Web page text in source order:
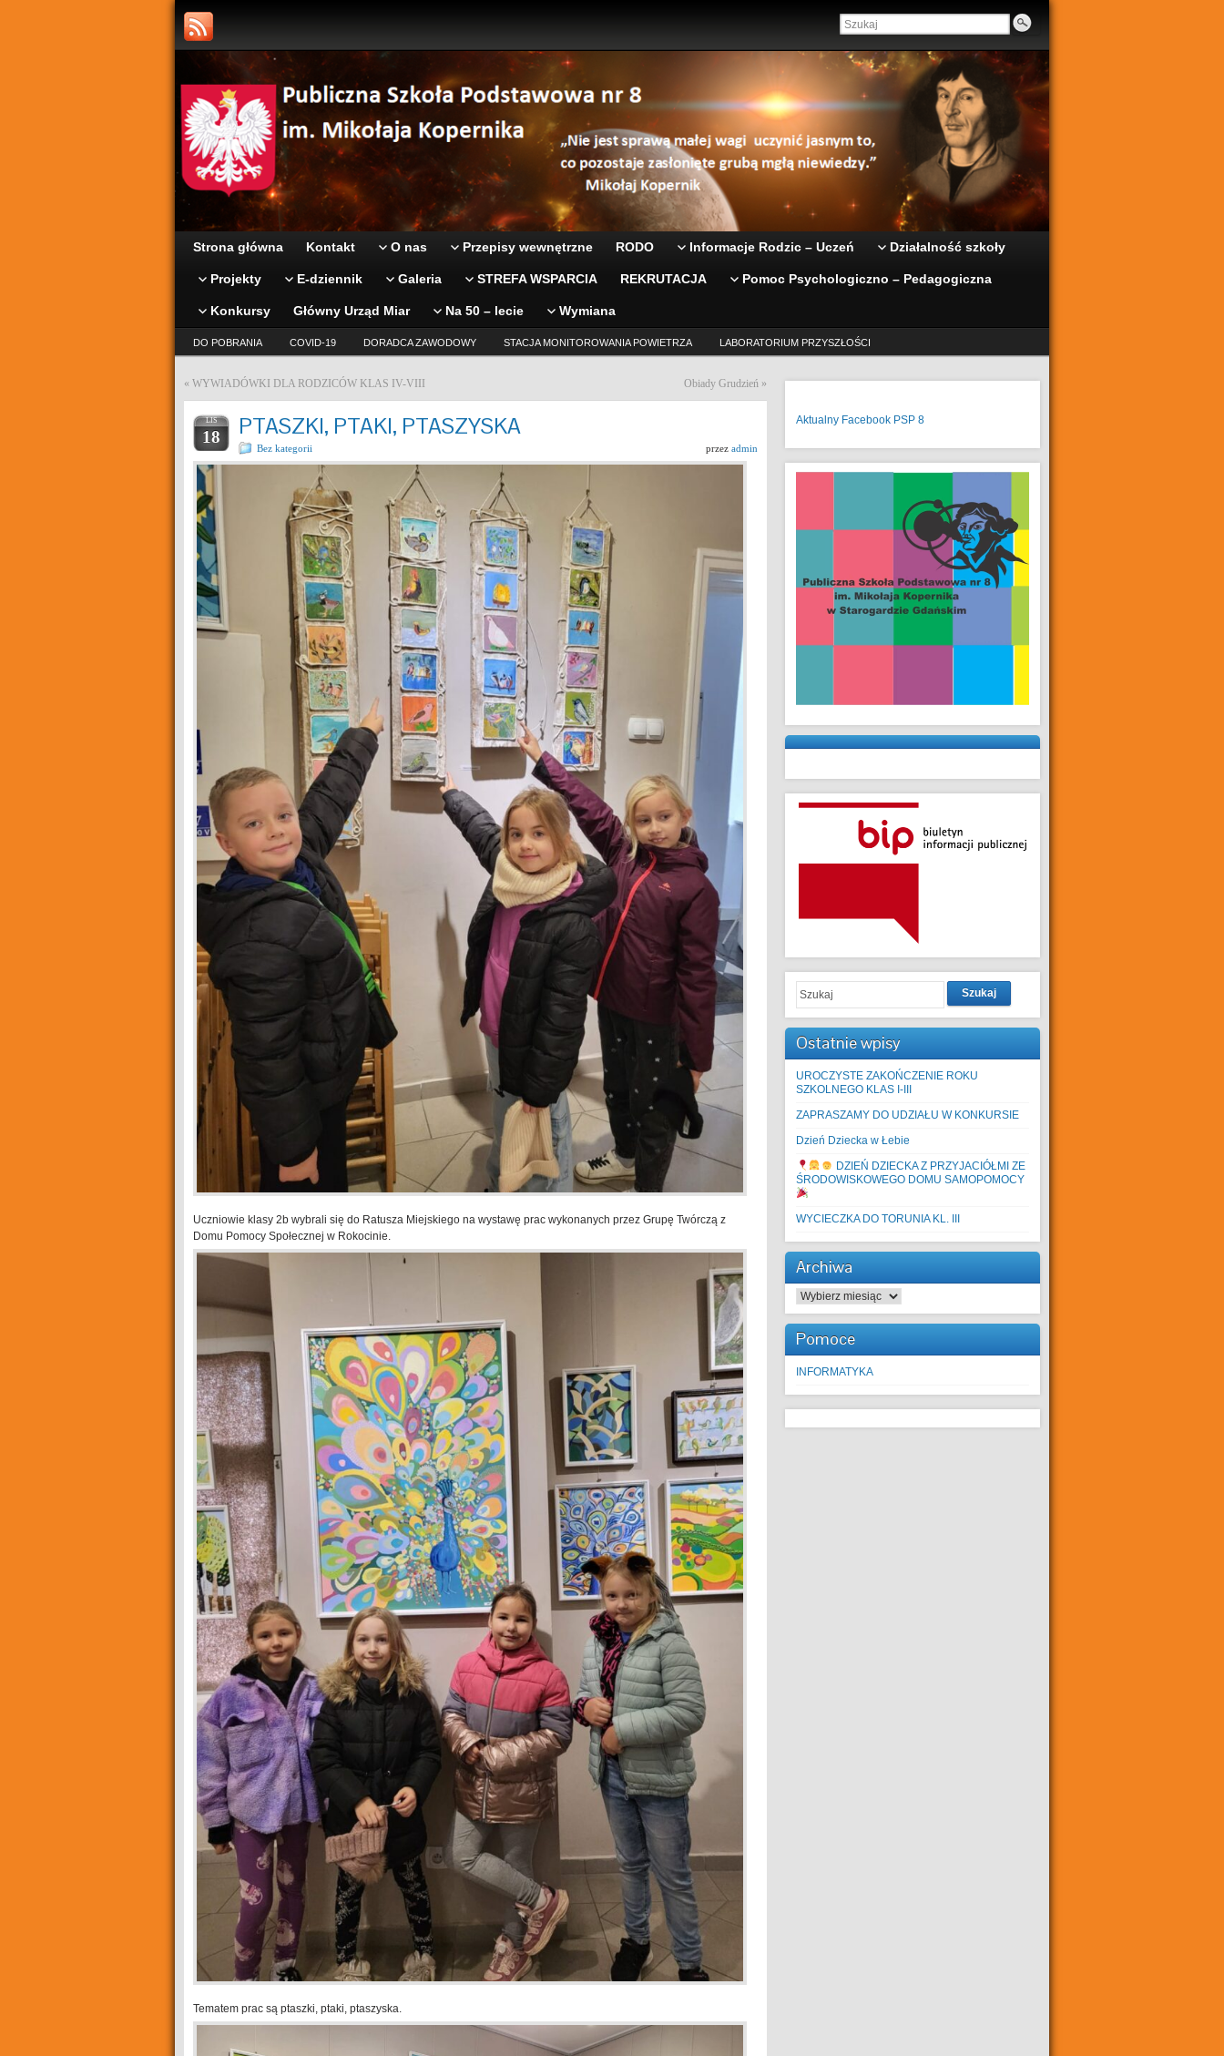
Strona główna Kontakt O nas Przepisy wewnętrzne RODO Informacje Rodzic – Uczeń Działalność szkoły
Projekty E-dziennik Galeria STREFA WSPARCIA REKRUTACJA Pomoc Psychologiczno – Pedagogiczna
Konkursy Główny Urząd Miar Na 50 – lecie Wymiana
DO POBRANIA COVID-19 DORADCA ZAWODOWY STACJA MONITOROWANIA POWIETRZA LABORATORIUM PRZYSZŁOŚCI
« WYWIADÓWKI DLA RODZICÓW KLAS IV-VIII Obiady Grudzień »
LIS
18 PTASZKI, PTAKI, PTASZYSKA
Bez kategorii przez admin
Uczniowie klasy 2b wybrali się do Ratusza Miejskiego na wystawę prac wykonanych przez Grupę Twórczą z
Domu Pomocy Społecznej w Rokocinie.
Tematem prac są ptaszki, ptaki, ptaszyska.
Aktualny Facebook PSP 8
Szukaj
Ostatnie wpisy
UROCZYSTE ZAKOŃCZENIE ROKU
SZKOLNEGO KLAS I-III
ZAPRASZAMY DO UDZIAŁU W KONKURSIE
Dzień Dziecka w Łebie
DZIEŃ DZIECKA Z PRZYJACIÓŁMI ZE
ŚRODOWISKOWEGO DOMU SAMOPOMOCY
WYCIECZKA DO TORUNIA KL. III
Archiwa
Archiwa
Pomoce
INFORMATYKA